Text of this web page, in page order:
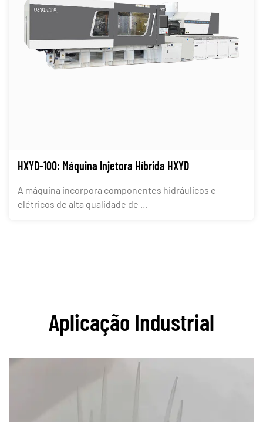
HXYD-100: Máquina Injetora Híbrida HXYD
A máquina incorpora componentes hidráulicos e
elétricos de alta qualidade de ...
Aplicação Industrial